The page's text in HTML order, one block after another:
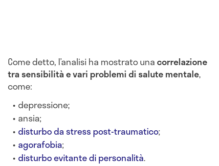
Come detto, l’analisi ha mostrato unacorrelazione
tra sensibilità e vari problemi di salute mentale,
come:
depressione;
ansia;
disturbo da stress post-traumatico;
agorafobia;
disturbo evitante di personalità.